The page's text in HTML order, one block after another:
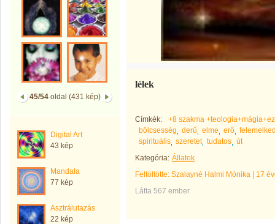
45/54 oldal (431 kép)
Digital Art
43 kép
Mandala
77 kép
Asztrálutazás
22 kép
lélek
Címkék:
+8 szakma
bölcsesség
derű elme erő
spirituális szeretet tudatos út
Kategória: Állatok
Feltöltötte: Szalayné Halmi Mónika
17
Látta 567 ember.